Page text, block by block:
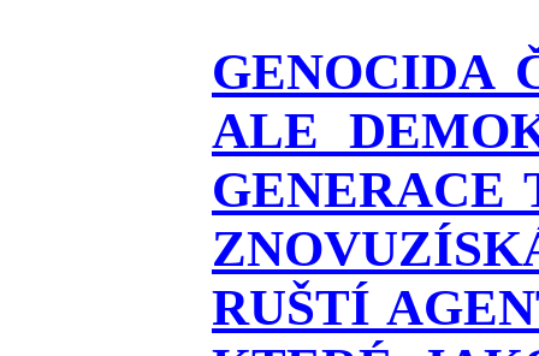
GENOCIDA
ALE
RUŠTÍ